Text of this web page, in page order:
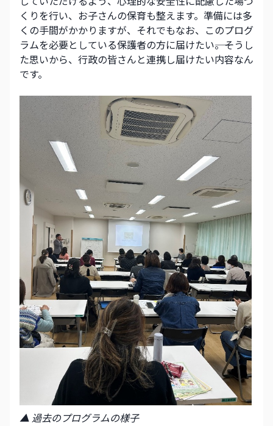
くりを行い、お子さんの保育も整えます。準備には多
くの手間がかかりますが、それでもなお、このプログ
ラムを必要としている保護者の方に届けたい――。そうし
た思いから、行政の皆さんと連携し届けたい内容なん
です。
▲ 過去のプログラムの様子